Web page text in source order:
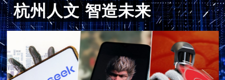
杭州人文 智造未来